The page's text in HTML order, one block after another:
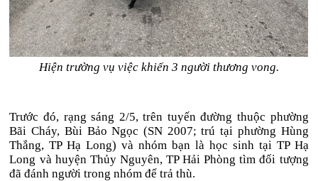
Hiện trường vụ việc khiến 3 người thương vong.
Trước đó, rạng sáng 2/5, trên tuyến đường thuộc phường
Bãi Cháy, Bùi Bảo Ngọc (SN 2007; trú tại phường Hùng
Thắng, TP Hạ Long) và nhóm bạn là học sinh tại TP Hạ
Long và huyện Thủy Nguyên, TP Hải Phòng tìm đối tượng
đã đánh người trong nhóm để trả thù.